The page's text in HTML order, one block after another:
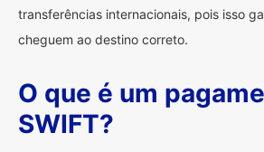
transferências internacionais, pois isso
cheguem ao destino correto.
O que é um
SWIFT?